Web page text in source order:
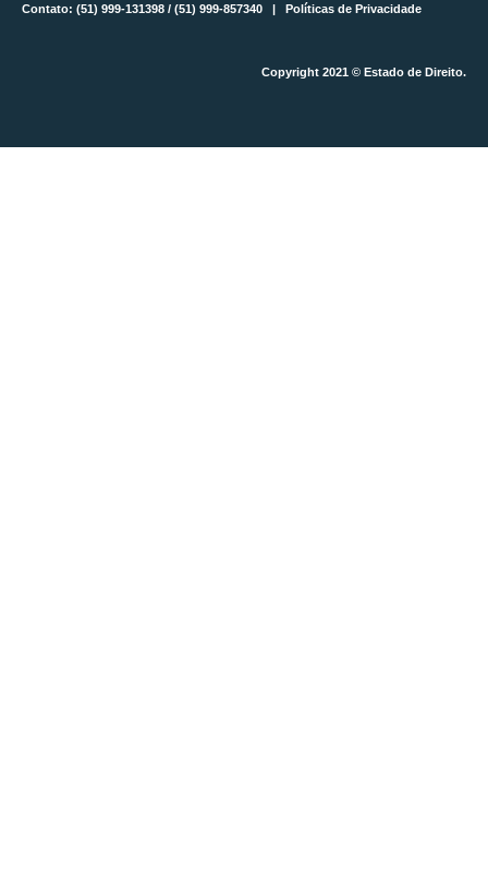
Contato: (51) 999-131398 / (51) 999-857340 | Políticas de Privacidade
Copyright 2021 © Estado de Direito.